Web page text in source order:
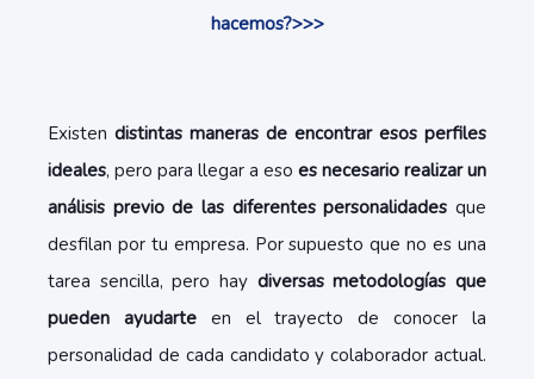
hacemos?>>>
Existen distintas maneras de encontrar esos perfiles
ideales, pero para llegar a eso es necesario realizar un
análisis previo de las diferentes personalidades que
desfilan por tu empresa. Por supuesto que no es una
tarea sencilla, pero hay diversas metodologías que
pueden ayudarte en el trayecto de conocer la
personalidad de cada candidato y colaborador actual.